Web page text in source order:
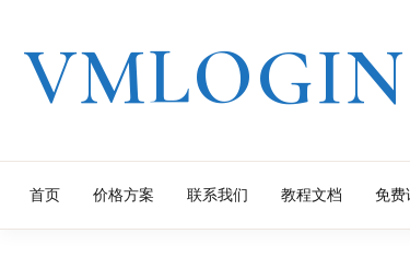
content
首页 价格方案 联系我们 教程文档 免费